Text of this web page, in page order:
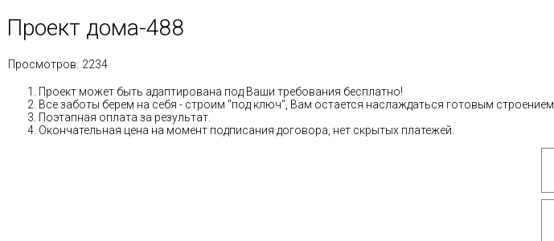
Проект дома-488
Просмотров: 2234
Проект может быть адаптирована под Ваши требования бесплатно!
Все заботы берем на себя - строим "под ключ", Вам остается наслаждаться готовым строением.
Поэтапная оплата за результат.
Окончательная цена на момент подписания договора, нет скрытых платежей.